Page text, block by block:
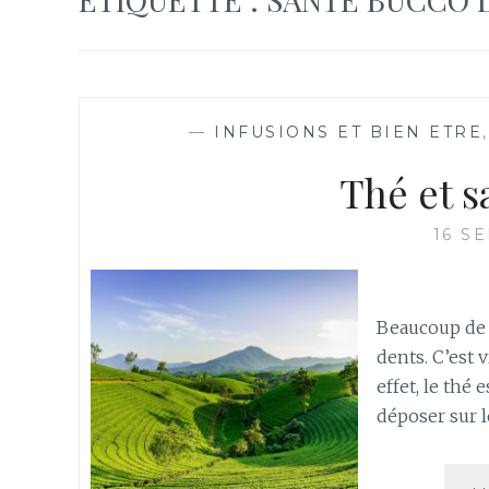
— INFUSIONS ET BIEN ETRE
Thé et
16
Beaucoup
dents.
effet, le thé
déposer sur